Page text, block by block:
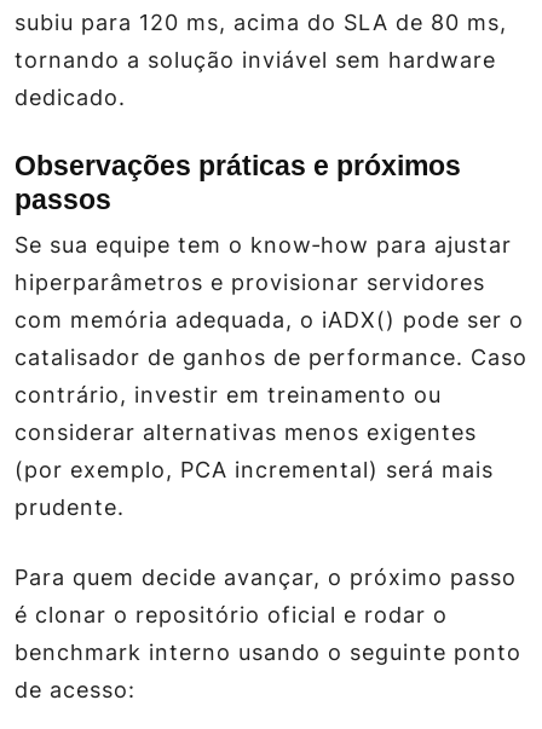
subiu para 120 ms, acima do SLA de 80 ms,
tornando a solução inviável sem hardware
dedicado.
Observações práticas e próximos
passos
Se sua equipe tem o know‑how para ajustar
hiperparâmetros e provisionar servidores
com memória adequada, o iADX() pode ser o
catalisador de ganhos de performance. Caso
contrário, investir em treinamento ou
considerar alternativas menos exigentes
(por exemplo, PCA incremental) será mais
prudente.
Para quem decide avançar, o próximo passo
é clonar o repositório oficial e rodar o
benchmark interno usando o seguinte ponto
de acesso: